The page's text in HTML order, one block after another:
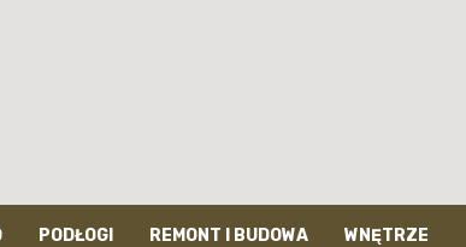
PODŁOGI REMONT I BUDOWA WNĘTRZE